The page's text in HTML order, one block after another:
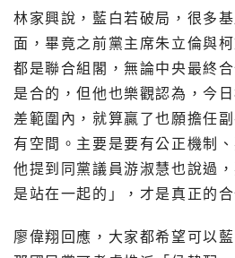
林家興說，藍白若破局，很多
面，畢竟之前黨主席朱立倫與
都是聯合組閣，無論中央最終
是合的，但他也樂觀認為，今
差範圍內，就算贏了也願擔任
有空間。主要是要有公正機制
他提到同黨議員游淑慧也說過
是站在一起的」，才是真正的合
廖偉翔回應，大家都希望可以